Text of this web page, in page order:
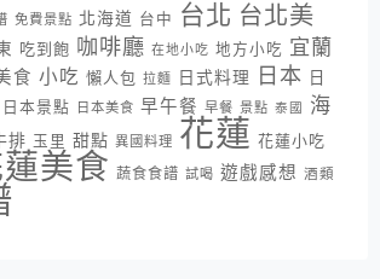
免費景點 北海道 台中 台北 台北美
吃到飽 咖啡廳 在地小吃 地方小吃 宜蘭
食 小吃 懶人包 拉麵 日式料理 日本 日
日本景點 日本美食 早午餐 早餐 景點 泰國
海
排 玉里 甜點 異國料理 花蓮 花蓮小吃
美食 蔬食食譜 試喝 遊戲感想 酒類